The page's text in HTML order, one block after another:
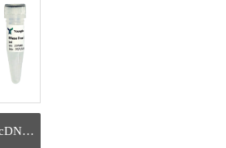
HP All-in-one 1st Strand cDNA Synthesis Kit